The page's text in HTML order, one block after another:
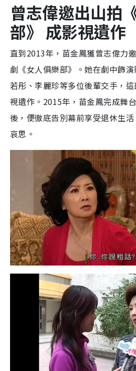
曾志偉邀出山拍
部》 成影視遺作
直到2013年，苗金鳳獲曾志偉力
劇《女人俱樂部》。她在劇中飾
若彤、李麗珍等多位後輩交手，
視遺作。2015年，苗金鳳完成舞
後，便徹底告別幕前享受退休生
哀思。